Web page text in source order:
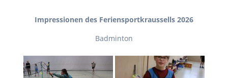
Impressionen des Feriensportkraussells 2026
Badminton